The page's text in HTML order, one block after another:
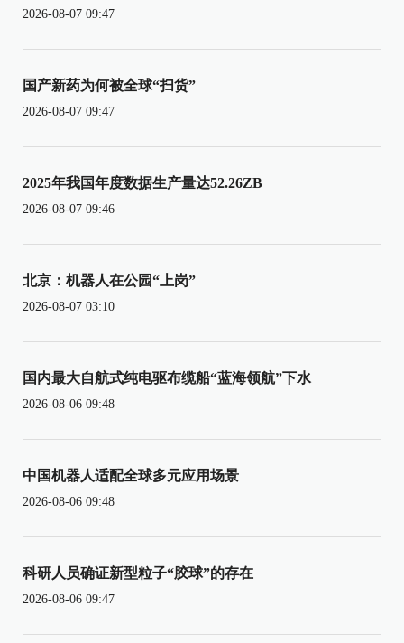
2026-08-07 09:47
国产新药为何被全球“扫货”
2026-08-07 09:47
2025年我国年度数据生产量达52.26ZB
2026-08-07 09:46
北京：机器人在公园“上岗”
2026-08-07 03:10
国内最大自航式纯电驱布缆船“蓝海领航”下水
2026-08-06 09:48
中国机器人适配全球多元应用场景
2026-08-06 09:48
科研人员确证新型粒子“胶球”的存在
2026-08-06 09:47